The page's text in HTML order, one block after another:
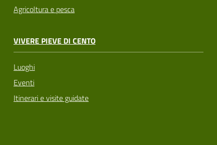
Agricoltura e pesca
VIVERE PIEVE DI CENTO
Luoghi
Eventi
Itinerari e visite guidate